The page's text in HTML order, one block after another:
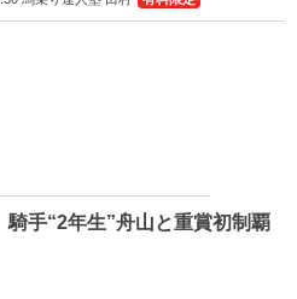
騎手“2年生”舟山と重賞初制覇